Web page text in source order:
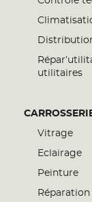
utilitaires
Vitrage
Eclairage
Peinture